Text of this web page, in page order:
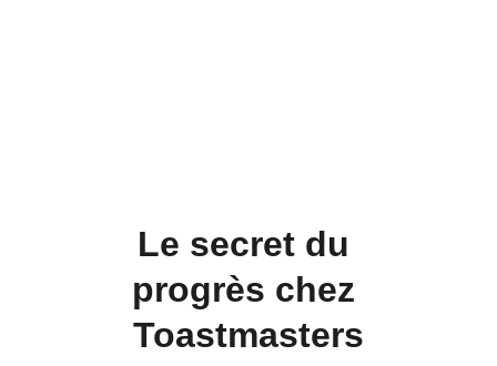
Le secret du
progrès chez
Toastmasters